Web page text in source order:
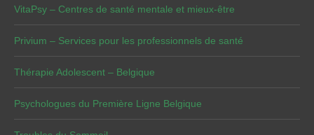
VitaPsy – Centres de santé mentale et mieux-être
Privium – Services pour les professionnels de santé
Thérapie Adolescent – Belgique
Psychologues du Première Ligne Belgique